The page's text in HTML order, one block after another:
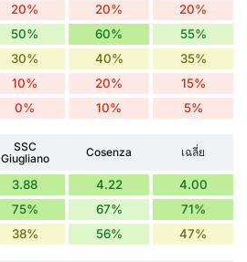
20% 20% 20%
50% 60% 55%
30% 40% 35%
10% 20% 15%
0% 10% 5%
SSC
Giugliano
Cosenza เฉลี่ย
3.88 4.22 4.00
75% 67% 71%
38% 56% 47%